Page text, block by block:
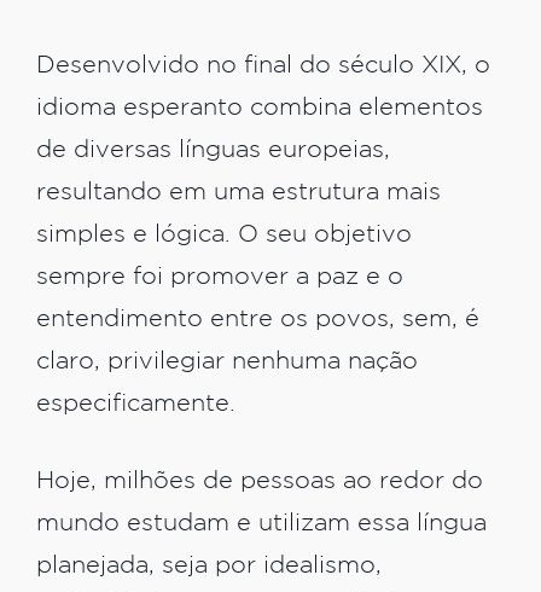
Desenvolvido no final do século XIX, o
idioma esperanto combina elementos
de diversas línguas europeias,
resultando em uma estrutura mais
simples e lógica. O seu objetivo
sempre foi promover a paz e o
entendimento entre os povos, sem, é
claro, privilegiar nenhuma nação
especificamente.
Hoje, milhões de pessoas ao redor do
mundo estudam e utilizam essa língua
planejada, seja por idealismo,